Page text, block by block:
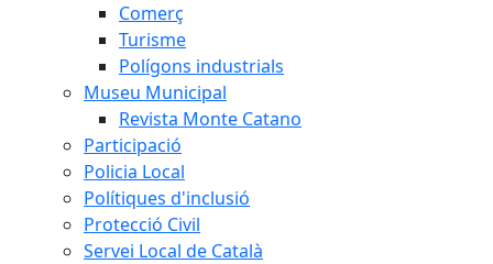
Comerç
Turisme
Polígons industrials
Museu Municipal
Revista Monte Catano
Participació
Policia Local
Polítiques d'inclusió
Protecció Civil
Servei Local de Català